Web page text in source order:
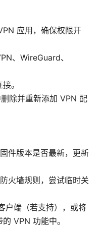
应用，确保权限开
、WireGuard、
。
除并重新添加 VPN 配
件版本是否最新，更新
火墙规则，尝试临时关
户端（若支持），或将
VPN 功能中。